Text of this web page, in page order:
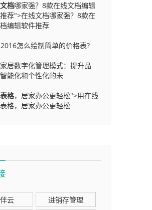
档哪家强？8款在线文档编辑
荐">在线文档哪家强？8款在
编辑软件推荐
怎么绘制简单的价格表?
居数字化管理模式：提升品
能化和个性化的未
格，居家办公更轻松">用在线
格，居家办公更轻松
云
进销存管理